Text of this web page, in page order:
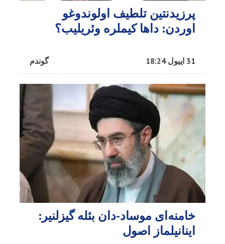
پرزیدنتین تلطیف اولوندوغو
اوردن: داها کیملره وئریلیب؟
گوندم 31 اییول 18:24
خامنه‌ای موساد-دان بئله گیزلنیر:
اینانیلماز اصول